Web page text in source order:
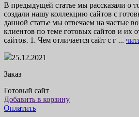
В предыдущей статье мы рассказали о
создали нашу коллекцию сайтов с
данной статье мы отвечаем на частые
клиентов по теме готовых сайтов и
сайтов. 1. Чем отличается сайт с г ...
25.12.2021
Заказ
Готовый сайт
Добавить в корзину
Оплатить